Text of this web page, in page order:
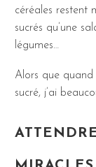
céréales restent
sucrés qu’une
légumes…
Alors que
sucré, j’ai